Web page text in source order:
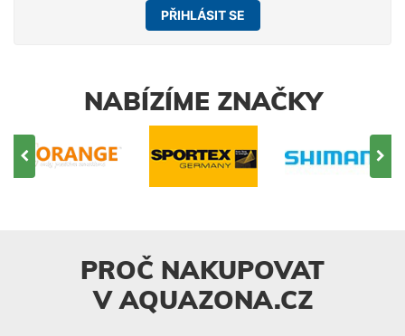
PŘIHLÁSIT SE
NABÍZÍME ZNAČKY
PROČ NAKUPOVAT
V AQUAZONA.CZ